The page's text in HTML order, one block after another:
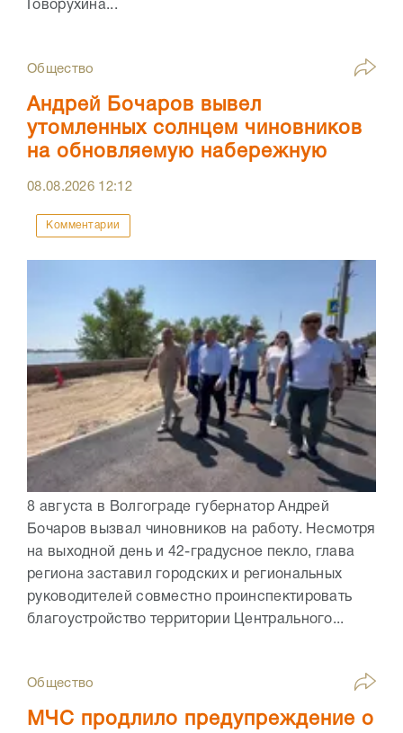
Говорухина...
Общество
Андрей Бочаров вывел
утомленных солнцем чиновников
на обновляемую набережную
08.08.2026 12:12
Комментарии
8 августа в Волгограде губернатор Андрей
Бочаров вызвал чиновников на работу. Несмотря
на выходной день и 42-градусное пекло, глава
региона заставил городских и региональных
руководителей совместно проинспектировать
благоустройство территории Центрального...
Общество
МЧС продлило предупреждение о